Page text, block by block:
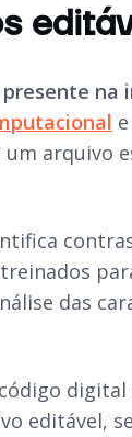
na
arquivo
das
editável,